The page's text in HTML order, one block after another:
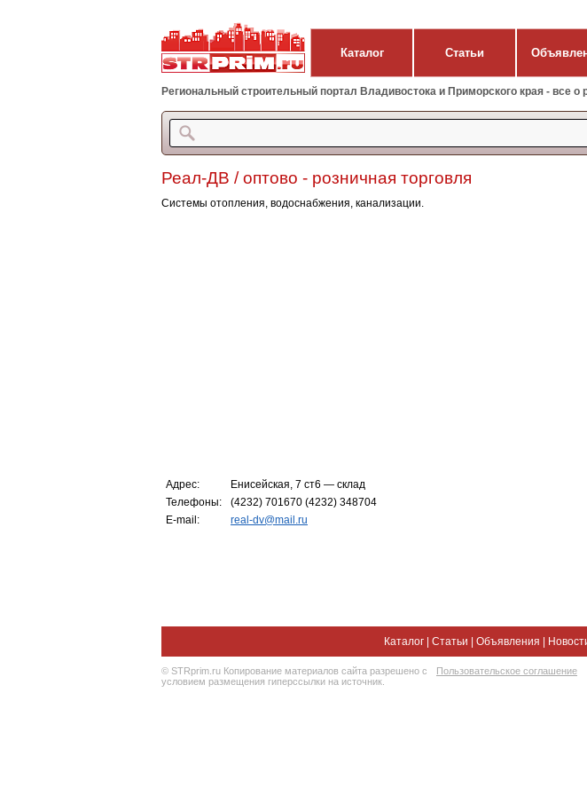
Каталог Статьи
Региональный строительный портал Владивостока и Приморского края - все о
Реал-ДВ / оптово - розничная торговля
Системы отопления, водоснабжения, канализации.
Адрес:
Енисейская, 7 ст6 — склад
Телефоны:
(4232) 701670 (4232) 348704
E-mail:
real-dv@mail.ru
Каталог Статьи Объявления
© STRprim.ru Копирование материалов сайта разрешено с
условием размещения гиперссылки на источник.
Пользовательское соглашение